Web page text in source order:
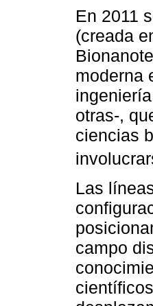
En 2011
(creada
moderna
otras-,
ciencias
Las
campo